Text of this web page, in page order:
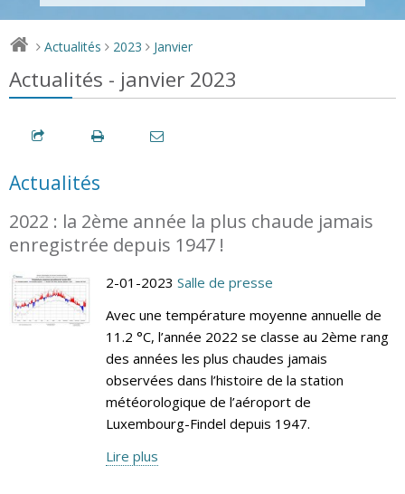
> Actualités > 2023 > Janvier
Actualités - janvier 2023
Actualités
2022 : la 2ème année la plus chaude jamais
enregistrée depuis 1947 !
2-01-2023 Salle de presse
Avec une température moyenne annuelle de
11.2 °C, l’année 2022 se classe au 2ème rang
des années les plus chaudes jamais
observées dans l’histoire de la station
météorologique de l’aéroport de
Luxembourg-Findel depuis 1947.
Lire plus